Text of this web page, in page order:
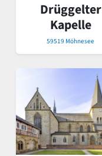
Drüggelter
Kapelle
59519 Möhnesee